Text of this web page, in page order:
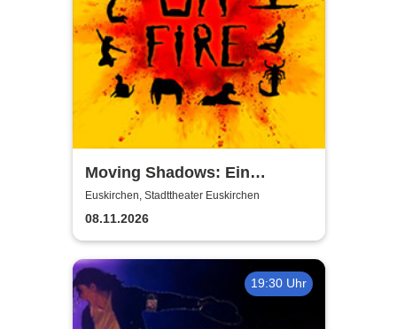
Moving Shadows: Ein
Schattentheater, das alles in
den Schatten stellt - On Fire
Euskirchen, Stadttheater Euskirchen
08.11.2026
19:30 Uhr